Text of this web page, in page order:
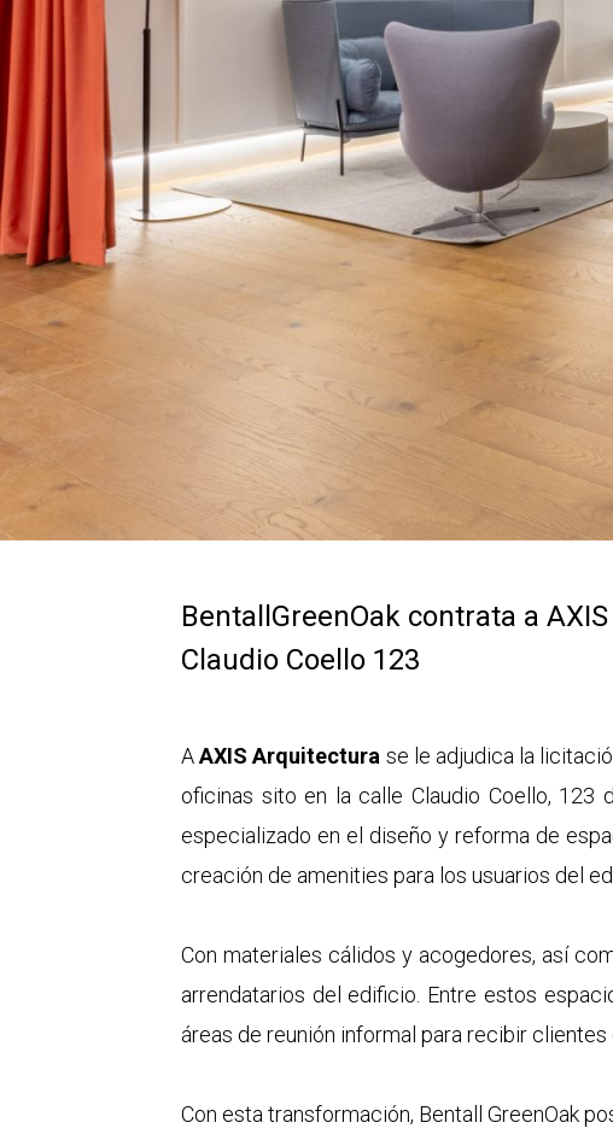
BentallGreenOak contrata a
Claudio Coello 123
AAXIS Arquitectura se le adjudica la
oficinas sito en la calle Claudio Coello, 123
especializado en el diseño y reforma de
creación de amenities para los usuarios del
Con materiales cálidos y acogedores, así
arrendatarios del edificio. Entre estos
áreas de reunión informal para recibir
Con esta transformación, Bentall GreenOak